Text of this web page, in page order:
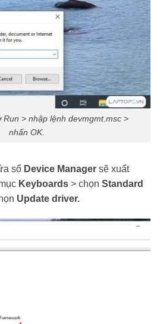
Run > nhập lệnh devmgmt.msc >
nhấn OK.
sổ Device Managersẽ xuất
Keyboards> chọn Standard
Update driver.